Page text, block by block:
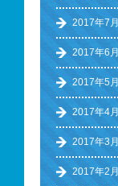
2017年7月
2017年6月
2017年5月
2017年4月
2017年3月
2017年2月